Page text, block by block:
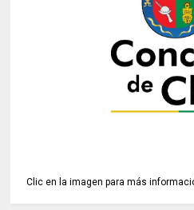
Clic en la imagen para más